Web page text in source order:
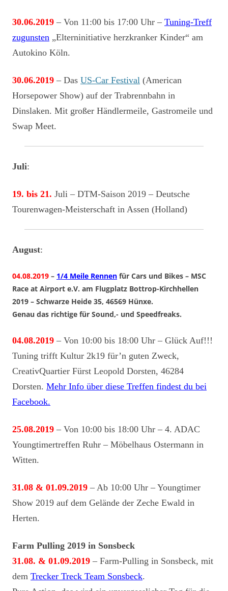
30.06.2019 – Von 11:00 bis 17:00 Uhr – Tuning-Treff
zugunsten „Elterninitiative herzkranker Kinder“ am
Autokino Köln.
30.06.2019 – Das US-Car Festival (American
Horsepower Show) auf der Trabrennbahn in
Dinslaken. Mit großer Händlermeile, Gastromeile und
Swap Meet.
Juli:
19. bis 21. Juli – DTM-Saison 2019 – Deutsche
Tourenwagen-Meisterschaft in Assen (Holland)
August:
04.08.2019 – 1/4 Meile Rennen für Cars und Bikes – MSC
Race at Airport e.V. am Flugplatz Bottrop-Kirchhellen
2019 – Schwarze Heide 35, 46569 Hünxe.
Genau das richtige für Sound,- und Speedfreaks.
04.08.2019 – Von 10:00 bis 18:00 Uhr – Glück Auf!!!
Tuning trifft Kultur 2k19 für’n guten Zweck,
CreativQuartier Fürst Leopold Dorsten, 46284
Dorsten. Mehr Info über diese Treffen findest du bei
Facebook.
25.08.2019 – Von 10:00 bis 18:00 Uhr – 4. ADAC
Youngtimertreffen Ruhr – Möbelhaus Ostermann in
Witten.
31.08 & 01.09.2019 – Ab 10:00 Uhr – Youngtimer
Show 2019 auf dem Gelände der Zeche Ewald in
Herten.
Farm Pulling 2019 in Sonsbeck
31.08. & 01.09.2019 – Farm-Pulling in Sonsbeck, mit
dem Trecker Treck Team Sonsbeck.